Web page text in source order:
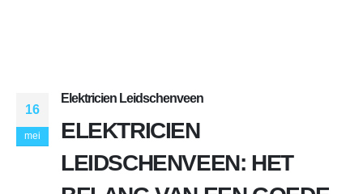
16
mei
Elektricien Leidschenveen
ELEKTRICIEN
LEIDSCHENVEEN: HET